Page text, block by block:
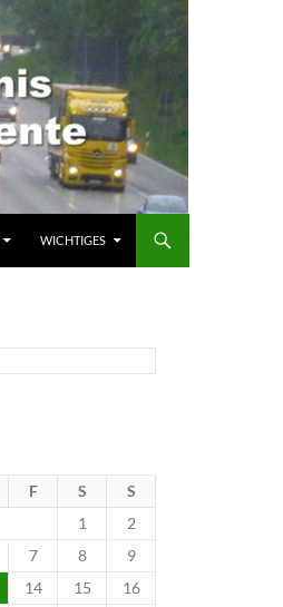
WICHTIGES
F S
S
1
2
7 8
9
14 15
16